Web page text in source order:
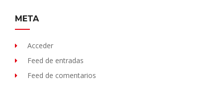
META
Acceder
Feed de entradas
Feed de comentarios